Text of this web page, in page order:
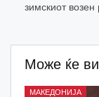
зимскиот возен
Може ќе
МАКЕДОНИЈА